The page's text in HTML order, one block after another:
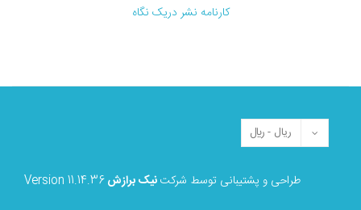
کارنامه نشر دریک نگاه
طراحی و پشتیبانی توسط شرکتنیک برازشVersion 11.14.36